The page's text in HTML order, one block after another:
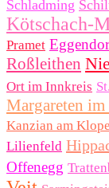
Schladming
Kötschach-
Pramet
Roßleithen
Ort im Innkreis
Margareten im
Kanzian am
Lilienfeld
Offenegg